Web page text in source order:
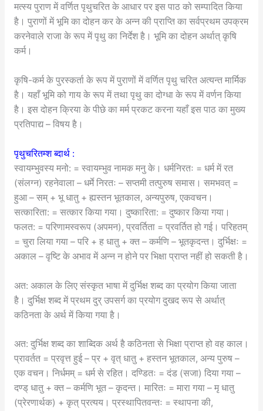
मत्स्य पुराण में वर्णित पृथुचरित के आधार पर इस पाठ को सम्पादित किया
है। पुराणों में भूमि का दोहन कर के अन्न की प्राप्ति का सर्वप्रथम उपक्रम
करनेवाले राजा के रूप में पृथु का निर्देश है। भूमि का दोहन अर्थात् कृषि
कर्म।
कृषि-कर्म के पुरस्कर्ता के रूप में पुराणों में वर्णित पृथु चरित अत्यन्त मार्मिक
है। यहाँ भूमि को गाय के रूप में तथा पृथु का दोग्धा के रूप में वर्णन किया
है। इस दोहन क्रिया के पीछे का मर्म प्रकट करना यहाँ इस पाठ का मुख्य
प्रतिपाद्य – विषय है।
पृथुचरितम्श ब्दार्थ :
स्वायम्भुवस्य मनो: = स्वायम्भुव नामक मनु के। धर्मनिरतः = धर्म में रत
(संलग्न) रहनेवाला – धर्मे निरतः – सप्तमी तत्पुरुष समास। समभवत् =
हुआ – सम् + भू धातु + ह्यस्तन भूतकाल, अन्यपुरुष, एकवचन।
सत्कारिता: = सत्कार किया गया। दुष्कारिता: = दुष्कार किया गया।
फलत: = परिणामस्वरूप (अपमन), प्रवर्तिता = प्रवर्तित हो गई। परिहतम्
= चुरा लिया गया – परि + ह धातु + क्त – कर्मणि – भूतकृदन्त। दुर्भिक्षः =
अकाल – वृष्टि के अभाव में अन्न न होने पर भिक्षा प्राप्त नहीं हो सकती है।
अत: अकाल के लिए संस्कृत भाषा में दुर्भिक्ष शब्द का प्रयोग किया जाता
है। दुर्भिक्ष शब्द में प्रथम दुर् उपसर्ग का प्रयोग दुखद रूप से अर्थात्
कठिनता के अर्थ में किया गया है।
अत: दुर्भिक्ष शब्द का शाब्दिक अर्थ है कठिनता से भिक्षा प्राप्त हो वह काल।
प्रावर्तत = प्रवृत्त हुई – प्र + वृत् धातु + हस्तन भूतकाल, अन्य पुरुष –
एक वचन। निर्धमम् = धर्म से रहित। दण्डितः = दंड (सजा) दिया गया –
दण्ड् धातु + क्त – कर्मणि भूत – कृदन्त। मारितः = मारा गया – मृ धातु
(प्रेरणार्थक) + कृत् प्रत्यय। प्रस्थापितवन्तः = स्थापना की,